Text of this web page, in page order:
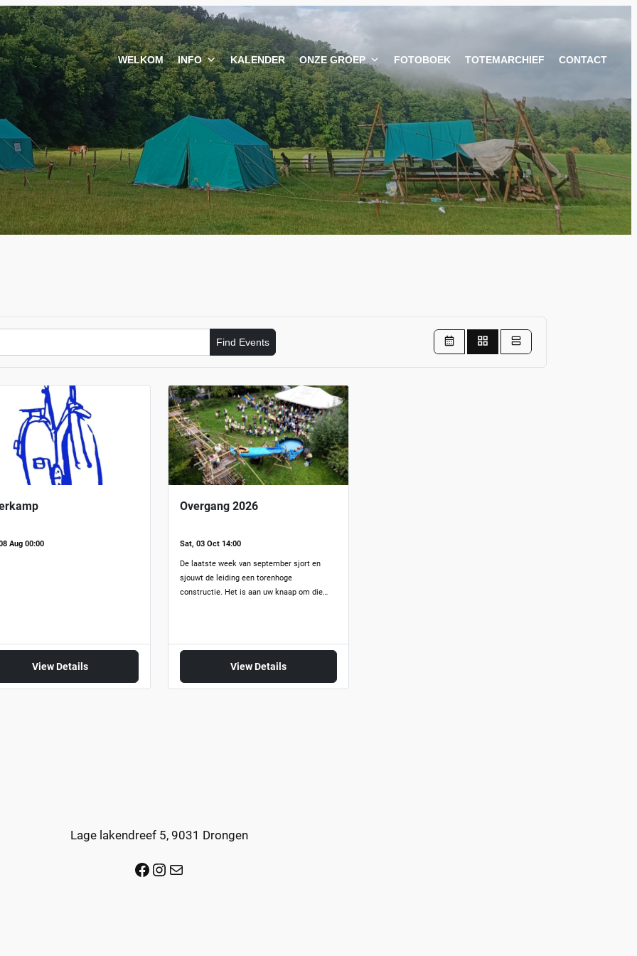
WELKOM INFO KALENDER ONZE GROEP FOTOBOEK TOTEMARCHIEF CONTACT
Find Events
Aug 00:00
View Details
Overgang 2026
Sat, 03 Oct 14:00
De laatste week van september sjort en
sjouwt de leiding een torenhoge
constructie. Het is aan uw knaap om die…
View Details
Lage lakendreef 5, 9031 Drongen
Facebook Instagram Mail